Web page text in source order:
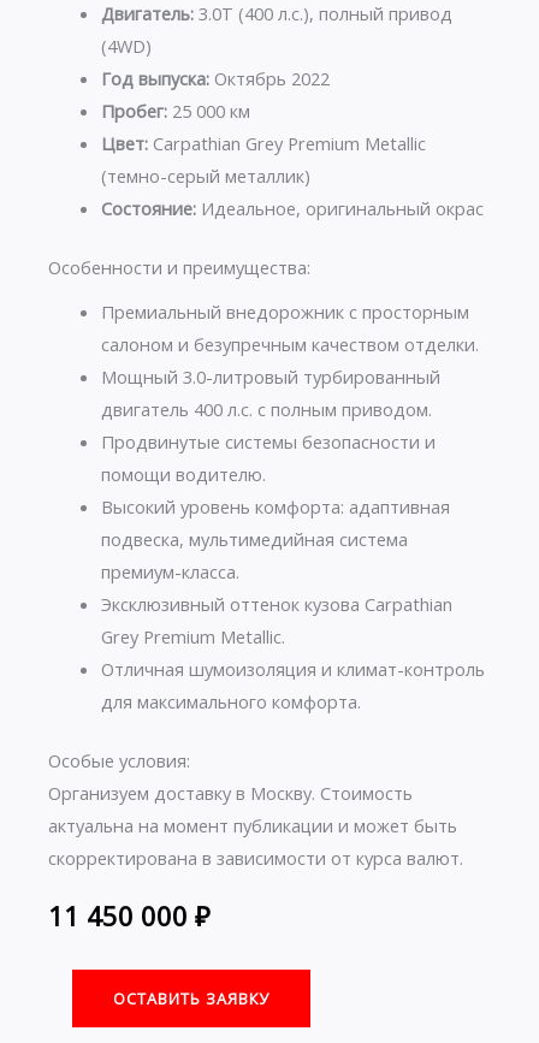
Двигатель:3.0T (400 л.с.), полный привод
(4WD)
Год выпуска:Октябрь 2022
Пробег:25 000 км
Цвет:Carpathian Grey Premium Metallic
(темно-серый металлик)
Состояние:Идеальное, оригинальный окрас
Особенности и преимущества:
Премиальный внедорожник с просторным
салоном и безупречным качеством отделки.
Мощный 3.0-литровый турбированный
двигатель 400 л.с. с полным приводом.
Продвинутые системы безопасности и
помощи водителю.
Высокий уровень комфорта: адаптивная
подвеска, мультимедийная система
премиум-класса.
Эксклюзивный оттенок кузова Carpathian
Grey Premium Metallic.
Отличная шумоизоляция и климат-контроль
для максимального комфорта.
Особые условия:
Организуем доставку в Москву. Стоимость
актуальна на момент публикации и может быть
скорректирована в зависимости от курса валют.
11 450 000 ₽
ОСТАВИТЬ ЗАЯВКУ